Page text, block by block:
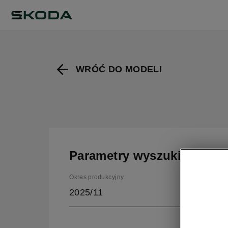
WRÓĆ DO MODELI
Parametry wyszukiwania
Okres produkcyjny
2025/11